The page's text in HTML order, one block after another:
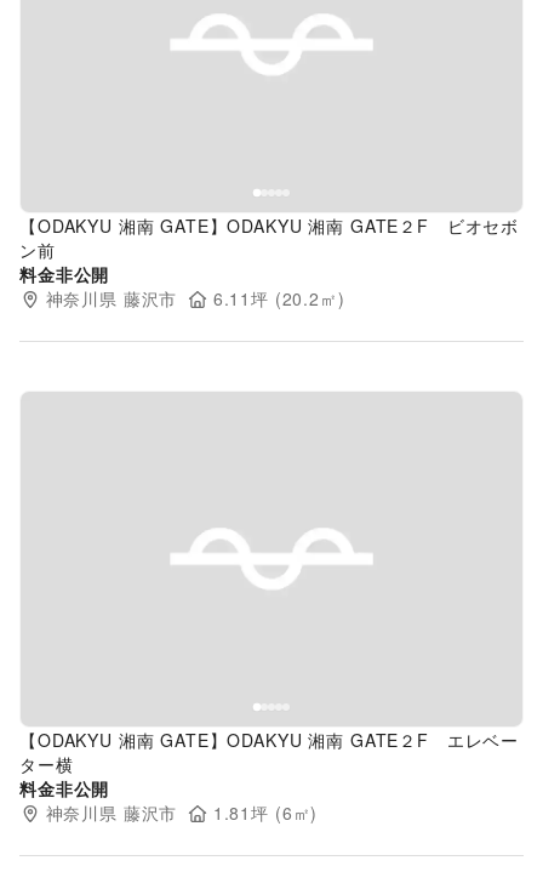
Previous slide
【ODAKYU 湘南 GATE】ODAKYU 湘南 GATE２F ビオセボ
ン前
料金非公開
神奈川県 藤沢市 6.11坪 (20.2 ㎡)
Previous slide
【ODAKYU 湘南 GATE】ODAKYU 湘南 GATE２F エレベー
ター横
料金非公開
神奈川県 藤沢市 1.81坪 (6 ㎡)